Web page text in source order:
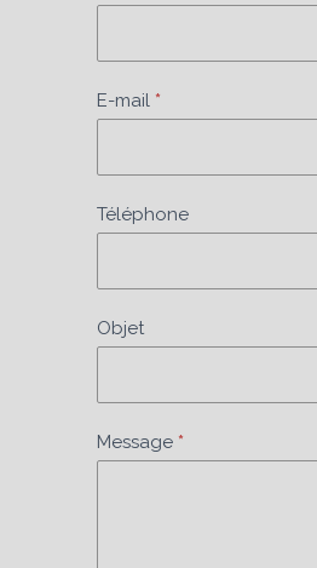
E-mail *
Téléphone
Objet
Message *